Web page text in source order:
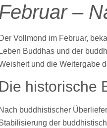
–
Der Vollmond im Februar,
Leben Buddhas und der
und die Weitergabe
Die historische
Nach buddhistischer
der